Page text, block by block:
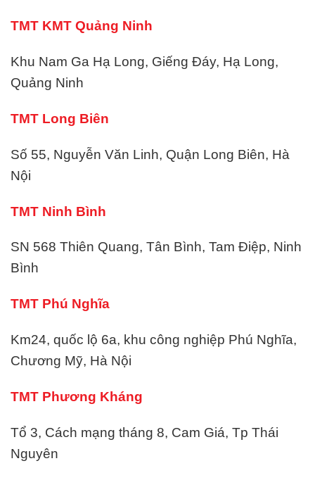
TMT KMT Quảng Ninh
Khu Nam Ga Hạ Long, Giếng Đáy, Hạ Long,
Quảng Ninh
TMT Long Biên
Số 55, Nguyễn Văn Linh, Quận Long Biên, Hà
Nội
TMT Ninh Bình
SN 568 Thiên Quang, Tân Bình, Tam Điệp, Ninh
Bình
TMT Phú Nghĩa
Km24, quốc lộ 6a, khu công nghiệp Phú Nghĩa,
Chương Mỹ, Hà Nội
TMT Phương Kháng
Tổ 3, Cách mạng tháng 8, Cam Giá, Tp Thái
Nguyên